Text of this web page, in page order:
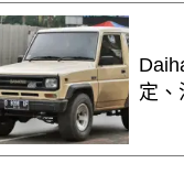
定、